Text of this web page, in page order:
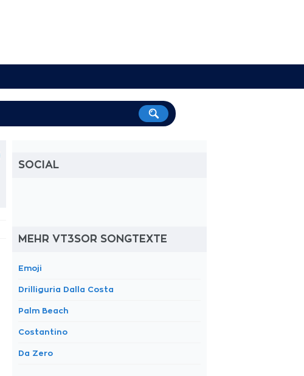
SOCIAL
MEHR VT3SOR SONGTEXTE
Emoji
Drilliguria Dalla Costa
Palm Beach
Costantino
Da Zero